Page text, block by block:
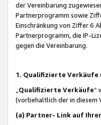
der Vereinbarung
Partnerprogramm sowie
Einschränkung von Ziffer 6
Partnerprogramm, die IP-
gegen die Vereinbarung.
1. Qualifizierte Verkäufe
Qualifizierte Verkäufe“
(vorbehaltlich der in diesem
(a) Partner- Link auf